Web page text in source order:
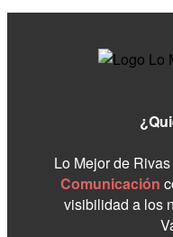
Lo Mejor de
Comunicación
visibilidad a los